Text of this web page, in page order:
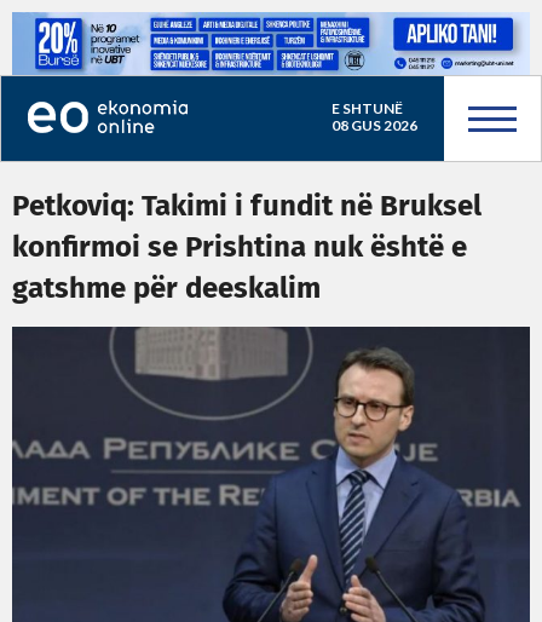
E SHTUNË
08 GUS 2026
Petkoviq: Takimi i fundit në Bruksel
konfirmoi se Prishtina nuk është e
gatshme për deeskalim